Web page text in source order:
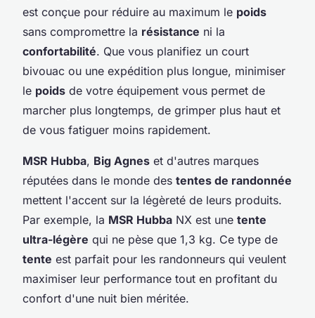
est conçue pour réduire au maximum le poids
sans compromettre la résistance ni la
confortabilité. Que vous planifiez un court
bivouac ou une expédition plus longue, minimiser
le poids de votre équipement vous permet de
marcher plus longtemps, de grimper plus haut et
de vous fatiguer moins rapidement.
MSR Hubba, Big Agnes et d'autres marques
réputées dans le monde des tentes de randonnée
mettent l'accent sur la légèreté de leurs produits.
Par exemple, la MSR Hubba NX est une tente
ultra-légère qui ne pèse que 1,3 kg. Ce type de
tente est parfait pour les randonneurs qui veulent
maximiser leur performance tout en profitant du
confort d'une nuit bien méritée.